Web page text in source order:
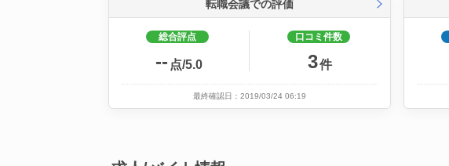
転職会議での評価
総合評点
-- 点/5.0
口コミ件数
3件
最終確認日：2019/03/24 06:19